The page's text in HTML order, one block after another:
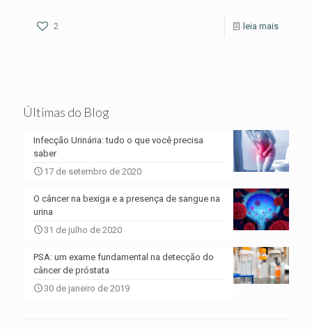
2 leia mais
Últimas do Blog
Infecção Urinária: tudo o que você precisa
saber
17 de setembro de 2020
O câncer na bexiga e a presença de sangue na
urina
31 de julho de 2020
PSA: um exame fundamental na detecção do
câncer de próstata
30 de janeiro de 2019